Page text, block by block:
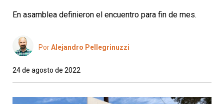
En asamblea definieron el encuentro para fin de mes.
PorAlejandro Pellegrinuzzi
24 de agosto de 2022